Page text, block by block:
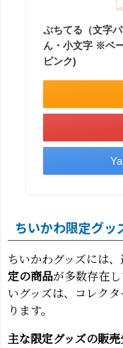
ぷちてる（文字
ん・小文字 ※ベ
ピンク)
ちいかわ限定グッ
ちいかわグッズには
定の商品が多数存在
いグッズは、コレク
ります。
主な限定グッズの販売